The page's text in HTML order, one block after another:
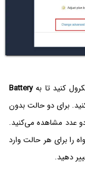
کنید تا بهBattery
برای دو حالت بدون
عدد مشاهده می‌کنید.
را برای هر حالت وارد